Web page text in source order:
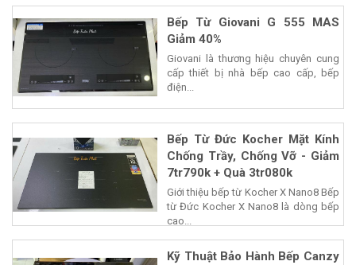
Bếp Từ Giovani G 555 MAS
Giảm 40%
Giovani là thương hiệu chuyên cung
cấp thiết bị nhà bếp cao cấp, bếp
điện...
Bếp Từ Đức Kocher Mặt Kính
Chống Trầy, Chống Vỡ - Giảm
7tr790k + Quà 3tr080k
Giới thiệu bếp từ Kocher X Nano8 Bếp
từ Đức Kocher X Nano8 là dòng bếp
cao...
Kỹ Thuật Bảo Hành Bếp Canzy